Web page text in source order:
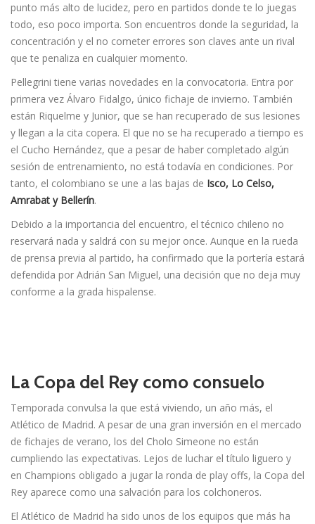
punto más alto de lucidez, pero en partidos donde te lo juegas
todo, eso poco importa. Son encuentros donde la seguridad, la
concentración y el no cometer errores son claves ante un rival
que te penaliza en cualquier momento.
Pellegrini tiene varias novedades en la convocatoria. Entra por
primera vez Álvaro Fidalgo, único fichaje de invierno. También
están Riquelme y Junior, que se han recuperado de sus lesiones
y llegan a la cita copera. El que no se ha recuperado a tiempo es
el Cucho Hernández, que a pesar de haber completado algún
sesión de entrenamiento, no está todavía en condiciones. Por
tanto, el colombiano se une a las bajas de Isco, Lo Celso,
Amrabat y Bellerín.
Debido a la importancia del encuentro, el técnico chileno no
reservará nada y saldrá con su mejor once. Aunque en la rueda
de prensa previa al partido, ha confirmado que la portería estará
defendida por Adrián San Miguel, una decisión que no deja muy
conforme a la grada hispalense.
La Copa del Rey como consuelo
Temporada convulsa la que está viviendo, un año más, el
Atlético de Madrid. A pesar de una gran inversión en el mercado
de fichajes de verano, los del Cholo Simeone no están
cumpliendo las expectativas. Lejos de luchar el título liguero y
en Champions obligado a jugar la ronda de play offs, la Copa del
Rey aparece como una salvación para los colchoneros.
El Atlético de Madrid ha sido unos de los equipos que más ha